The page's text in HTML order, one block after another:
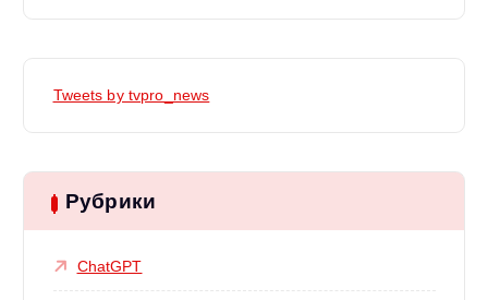
Tweets by tvpro_news
Рубрики
ChatGPT